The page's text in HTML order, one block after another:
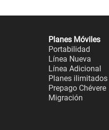
Planes Móviles
Portabilidad
Línea Nueva
Línea Adicional
Planes ilimitados
Prepago Chévere
Migración